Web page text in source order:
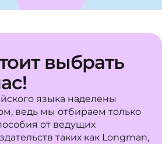
выбрать
языка наделены
ведь мы отбираем только
от ведущих
таких как Longman,